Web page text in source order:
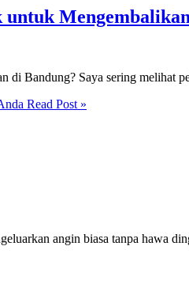
di Bandung? Saya sering melihat
Read Post »
angin biasa tanpa hawa